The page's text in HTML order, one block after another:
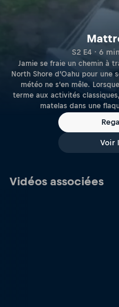
S2 E4 · 6
Jamie se fraie un chemin à
North Shore d’Oahu pour une
météo ne s’en mêle.
terme aux activités
matelas dans une
Voir
Vidéos associées